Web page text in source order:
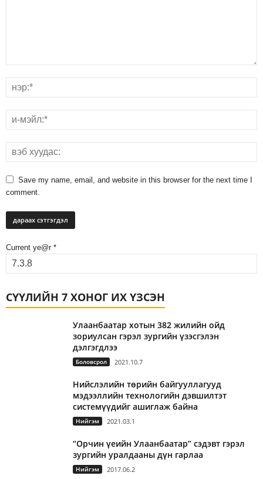
Save my name, email, and website in this browser for the next time I
comment.
Current ye@r *
СҮҮЛИЙН 7 ХОНОГ ИХ ҮЗСЭН
Улаанбаатар хотын 382 жилийн ойд
зориулсан гэрэл зургийн үзэсгэлэн
дэлгэгдлээ
Боловсрол 2021.10.7
Нийслэлийн төрийн байгууллагууд
мэдээллийн технологийн дэвшилтэт
системүүдийг ашиглаж байна
Нийгэм 2021.03.1
“Орчин үеийн Улаанбаатар” сэдэвт гэрэл
зургийн уралдааны дүн гарлаа
Нийгэм 2017.06.2